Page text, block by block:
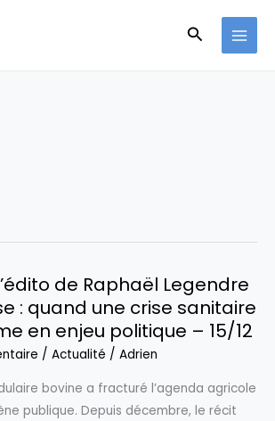
de Raphaël Legendre
: quand une crise sanitaire
en enjeu politique – 15/12
/ Actualité / Adrien
bovine a fracturé l’agenda agricole
publique. Depuis décembre, le récit